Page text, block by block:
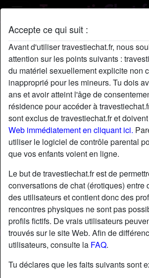
Accepte ce qui suit :
Avant d'utiliser travestiechat.fr, nous
attention sur les points suivants :
du matériel sexuellement explicite non
inapproprié pour les mineurs. Tu dois
ans et avoir atteint l'âge de
résidence pour accéder à
sont exclus de travestiechat.fr et doivent
Web immédiatement en cliquant ici.
utiliser le logiciel de contrôle parental
que vos enfants voient en ligne.
Le but de travestiechat.fr est de
conversations de chat (érotiques) entre
des utilisateurs et contient donc des
rencontres physiques ne sont pas
profils fictifs. De vrais utilisateurs
trouvés sur le site Web. Afin de
utilisateurs, consulte la FAQ.
Tu déclares que les faits suivants sont
Profil de AmandaSamy
starAjouter
Nickname:
Âge:
32